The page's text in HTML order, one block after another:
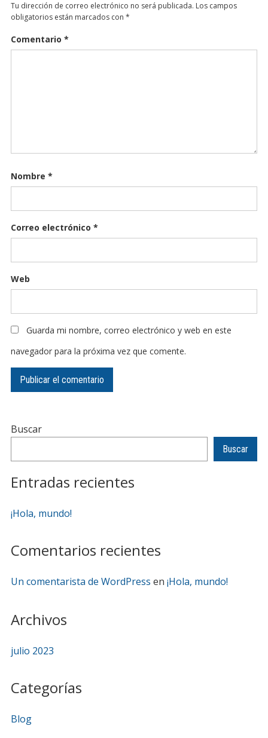
Buscar
Buscar
Entradas recientes
¡Hola, mundo!
Comentarios recientes
Un comentarista de WordPress en ¡Hola, mundo!
Tu dirección de correo electrónico no será publicada. Los campos
obligatorios están marcados con *
Comentario *
Nombre *
Correo electrónico *
Web
Guarda mi nombre, correo electrónico y web en este
navegador para la próxima vez que comente.
Archivos
julio 2023
Categorías
Blog